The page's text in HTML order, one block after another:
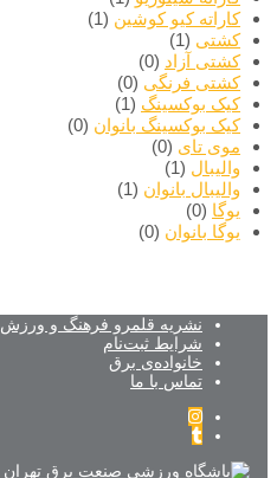
کاراته کیو کوشین (1)
کشتی (1)
کشتی آزاد (0)
کشتی فرنگی (0)
کیک بوکسینگ (1)
کیک بوکسینگ بانوان (0)
موی تای (0)
والیبال (1)
والیبال بانوان (1)
یوگا (0)
یوگا بانوان (0)
نشریه قلمرو فرهنگ و ورزش
شرایط ثبت‌نام
خانواده‌ی برق
تماس با ما